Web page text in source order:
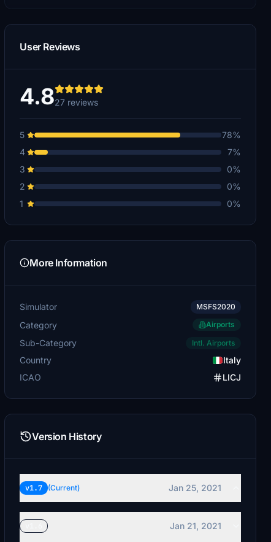
User Reviews
4.827 reviews
5
78%
4
7%
3
0%
2
0%
1
0%
More Information
Simulator MSFS2020
Category Airports
Sub-Category Intl. Airports
Country
Italy
ICAO
LICJ
Version History
v1.7 (Current) Jan 25, 2021
Jan 21, 2021